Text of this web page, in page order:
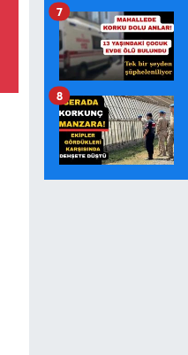
7
8